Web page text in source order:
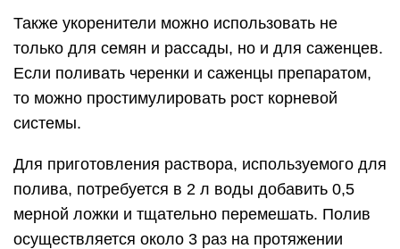
Также укоренители можно использовать не
только для семян и рассады, но и для саженцев.
Если поливать черенки и саженцы препаратом,
то можно простимулировать рост корневой
системы.
Для приготовления раствора, используемого для
полива, потребуется в 2 л воды добавить 0,5
мерной ложки и тщательно перемешать. Полив
осуществляется около 3 раз на протяжении